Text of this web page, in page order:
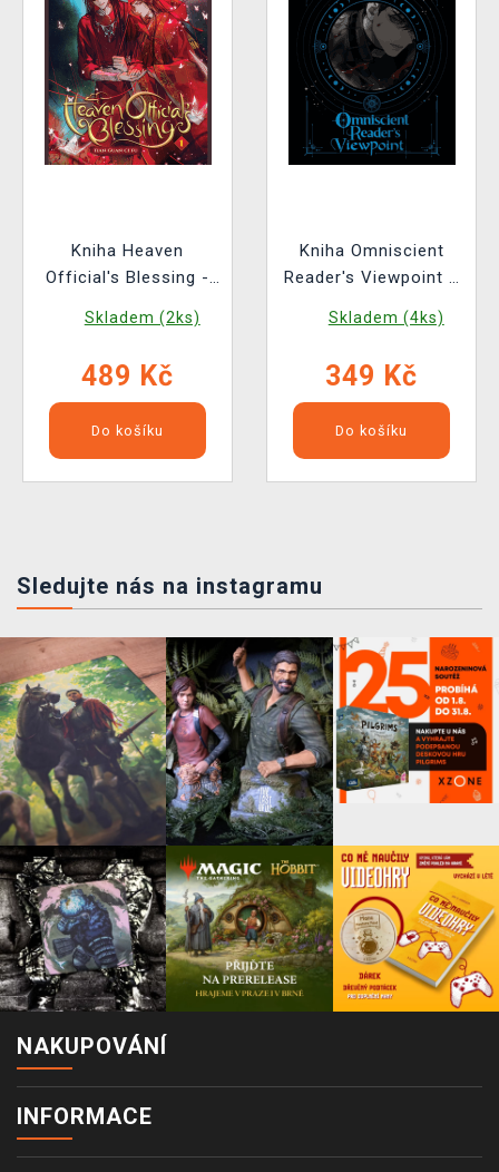
Kniha Heaven
Official's Blessing -
Volume 1 ENG
Skladem (2ks)
489 Kč
Do košíku
Kniha Omniscient
Reader's Viewpoint 3
Skladem (4ks)
349 Kč
Do košíku
Sledujte nás na instagramu
NAKUPOVÁNÍ
INFORMACE